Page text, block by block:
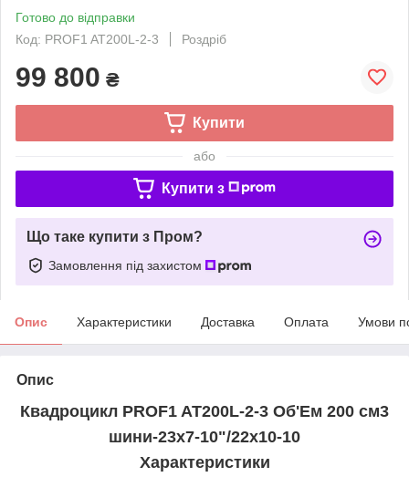
Готово до відправки
Код: PROF1 AT200L-2-3
Роздріб
99 800 ₴
Купити
або
Купити з
Що таке купити з Пром?
Замовлення під захистом
Опис Характеристики Доставка Оплата Умови
Опис
Квадроцикл PROF1 AT200L-2-3 Об'Ем 200 см3
шини-23х7-10"/22х10-10
Характеристики